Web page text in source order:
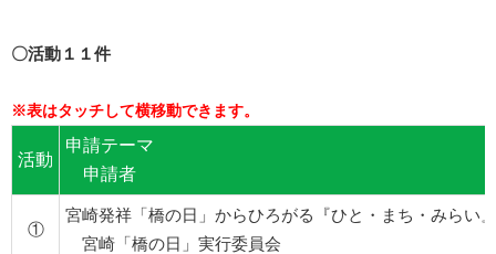
〇活動１１件
活動
申請テーマ
申請者
①
宮崎発祥「橋の日」からひろがる『ひと・まち・みらい
宮崎「橋の日」実行委員会